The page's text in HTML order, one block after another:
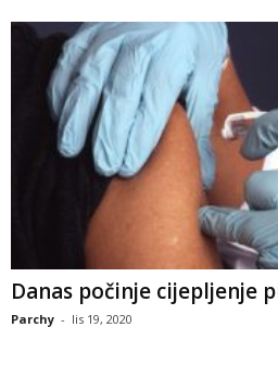
Danas počinje cijepljenje
Parchy - lis 19, 2020